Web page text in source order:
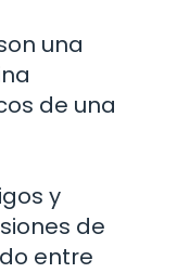
una
de una
y
de
entre